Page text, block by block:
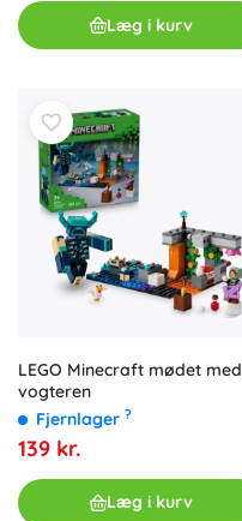
Læg i kurv
LEGO Minecraft mødet med
vogteren
Fjernlager ?
139 kr.
Læg i kurv